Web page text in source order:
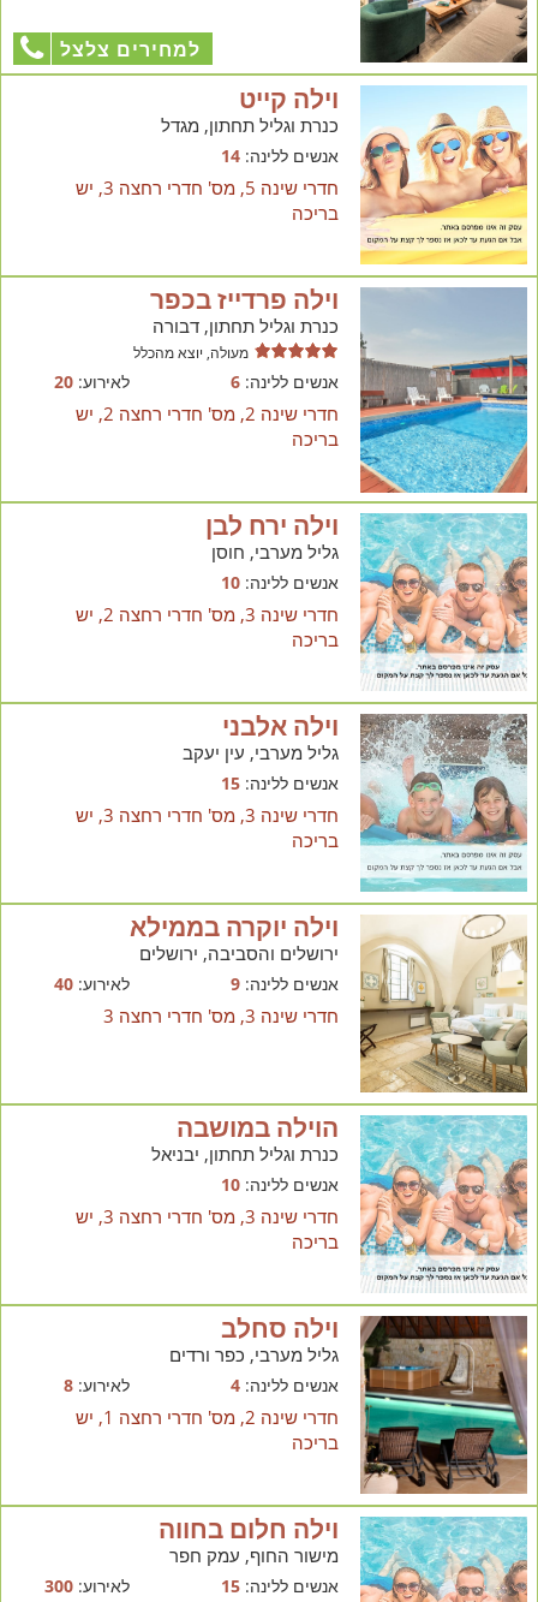
למחירים צלצל
וילה קייט
כנרת וגליל תחתון, מגדל
אנשים ללינה:14
חדרי שינה 5, מס' חדרי רחצה 3, יש
בריכה
וילה פרדייז בכפר
כנרת וגליל תחתון, דבורה
מעולה, יוצא מהכלל
אנשים ללינה:6 לאירוע:20
חדרי שינה 2, מס' חדרי רחצה 2, יש
בריכה
וילה ירח לבן
גליל מערבי, חוסן
אנשים ללינה:10
חדרי שינה 3, מס' חדרי רחצה 2, יש
בריכה
וילה אלבני
גליל מערבי, עין יעקב
אנשים ללינה:15
חדרי שינה 3, מס' חדרי רחצה 3, יש
בריכה
וילה יוקרה בממילא
ירושלים והסביבה, ירושלים
אנשים ללינה:9 לאירוע:40
חדרי שינה 3, מס' חדרי רחצה 3
הוילה במושבה
כנרת וגליל תחתון, יבניאל
אנשים ללינה:10
חדרי שינה 3, מס' חדרי רחצה 3, יש
בריכה
וילה סחלב
גליל מערבי, כפר ורדים
אנשים ללינה:4 לאירוע:8
חדרי שינה 2, מס' חדרי רחצה 1, יש
בריכה
וילה חלום בחווה
מישור החוף, עמק חפר
אנשים ללינה:15 לאירוע:300